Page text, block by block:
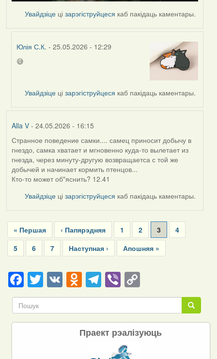
Увайдзіце цізарэгіструйцеся каб пакідаць каментары.
Юлія С.К. - 25.05.2026 - 12:29
In
nasta
😅
Увайдзіце цізарэгіструйцеся каб пакідаць каментары.
Alla V- 24.05.2026 - 16:15
Странное поведение самки.... самец приносит добычу в
гнездо, самка хватает и мгновенно куда-то вылетает из
гнезда, через минуту-другую возвращаетса с той же
добычей и начинает кормить птенцов...
Кто-то может об"яснить? 12.41
Увайдзіце цізарэгіструйцеся каб пакідаць каментары.
Pagination
First
page
« Першая
Previous
page
‹ Папярэдняя Page
1 Page
2
Current
page
3 Page
4
Page
5 Page
6 Page
7
Next
page
Наступная ›
Last
page
Апошняя »
Facebook
Twitter
VKOdnoklassniki
Telegram
ViberCopy
Link Пошук
Пошук
Праект рэалізуюць